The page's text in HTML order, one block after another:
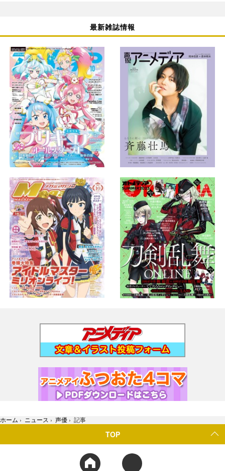
最新雑誌情報
ホーム › ニュース › 声優 › 記事
TOP